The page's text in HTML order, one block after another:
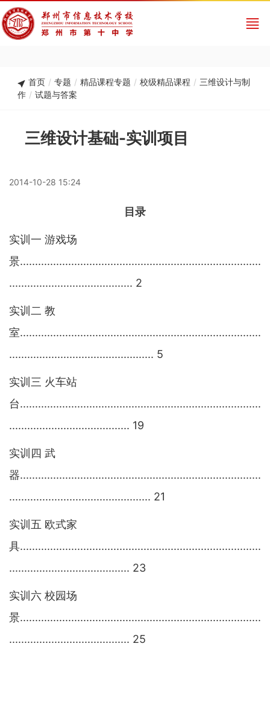
首页 / 专题 / 精品课程专题 / 校级精品课程 / 三维设计与制
作 / 试题与答案
三维设计基础-实训项目
2014-10-28 15:24
目录
实训 一 游戏场
景................................................................................
......................................... 2
实训 二 教
室................................................................................
................................................ 5
实训三 火车站
台................................................................................
........................................ 19
实训四 武
器................................................................................
............................................... 21
实训五 欧式家
具................................................................................
........................................ 23
实训六 校园场
景................................................................................
........................................ 25